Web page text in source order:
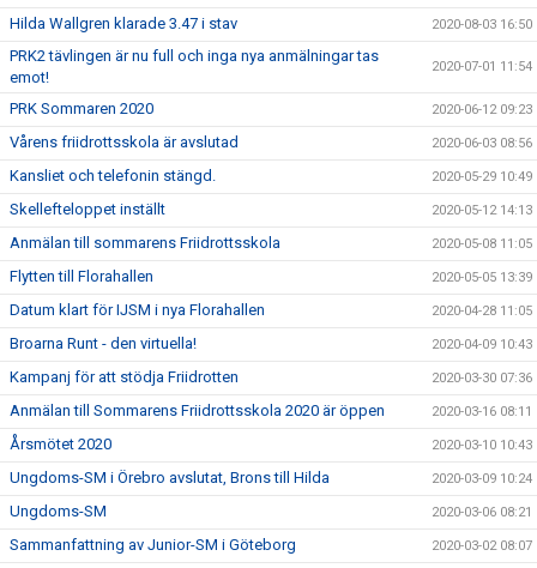
Hilda Wallgren klarade 3.47 i stav 2020-08-03 16:50
PRK2 tävlingen är nu full och inga nya anmälningar tas
emot!
2020-07-01 11:54
PRK Sommaren 2020 2020-06-12 09:23
Vårens friidrottsskola är avslutad 2020-06-03 08:56
Kansliet och telefonin stängd. 2020-05-29 10:49
Skellefteloppet inställt 2020-05-12 14:13
Anmälan till sommarens Friidrottsskola 2020-05-08 11:05
Flytten till Florahallen 2020-05-05 13:39
Datum klart för IJSM i nya Florahallen 2020-04-28 11:05
Broarna Runt - den virtuella! 2020-04-09 10:43
Kampanj för att stödja Friidrotten 2020-03-30 07:36
Anmälan till Sommarens Friidrottsskola 2020 är öppen 2020-03-16 08:11
Årsmötet 2020 2020-03-10 10:43
Ungdoms-SM i Örebro avslutat, Brons till Hilda 2020-03-09 10:24
Ungdoms-SM 2020-03-06 08:21
Sammanfattning av Junior-SM i Göteborg 2020-03-02 08:07